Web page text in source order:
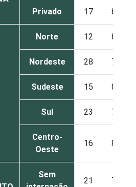
Privado 17 83
Norte 12 88
Nordeste 28 72
Sudeste 15 85
Sul 23 77
Centro-
Oeste
16 84
Sem
21 79